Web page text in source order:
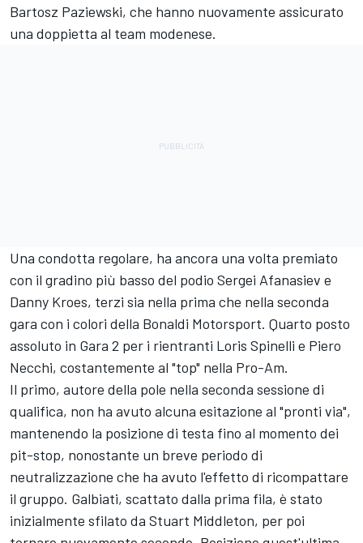
Bartosz Paziewski, che hanno nuovamente assicurato
una doppietta al team modenese.
Una condotta regolare, ha ancora una volta premiato
con il gradino più basso del podio Sergei Afanasiev e
Danny Kroes, terzi sia nella prima che nella seconda
gara con i colori della Bonaldi Motorsport. Quarto posto
assoluto in Gara 2 per i rientranti Loris Spinelli e Piero
Necchi, costantemente al "top" nella Pro-Am.
Il primo, autore della pole nella seconda sessione di
qualifica, non ha avuto alcuna esitazione al "pronti via",
mantenendo la posizione di testa fino al momento dei
pit-stop, nonostante un breve periodo di
neutralizzazione che ha avuto l'effetto di ricompattare
il gruppo. Galbiati, scattato dalla prima fila, è stato
inizialmente sfilato da Stuart Middleton, per poi